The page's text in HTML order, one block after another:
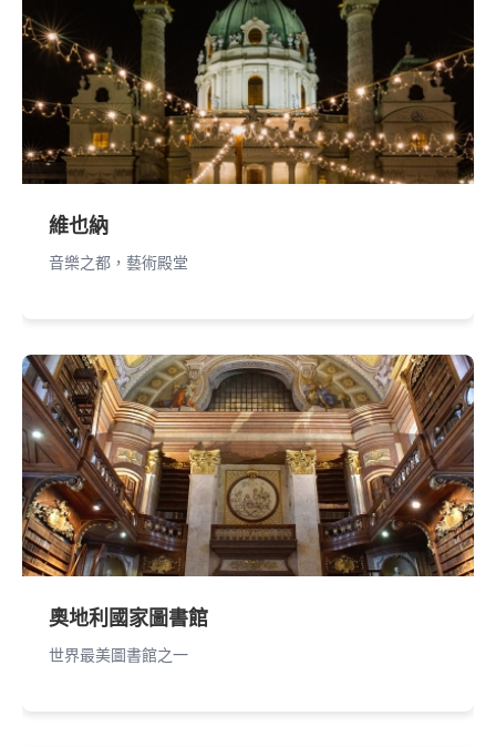
維也納
音樂之都，藝術殿堂
奧地利國家圖書館
世界最美圖書館之一